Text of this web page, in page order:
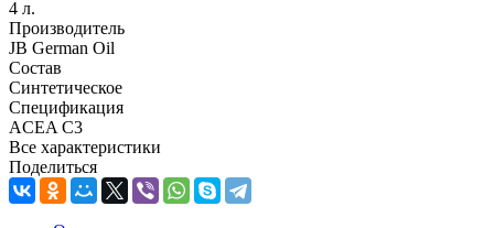
4 л.
Производитель
JB German Oil
Состав
Синтетическое
Спецификация
ACEA C3
Все характеристики
Поделиться